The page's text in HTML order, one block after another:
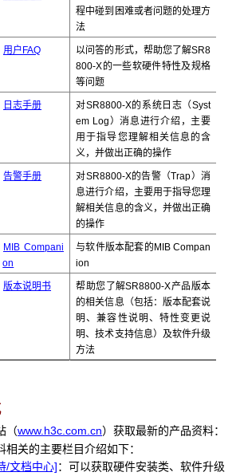
程中碰到困难或者问题的处理方
法
用户FAQ
以问答的形式，帮助您了解SR8
800-X的一些软硬件特性及规格
等问题
日志手册
对SR8800-X的系统日志（Syst
em Log）消息进行介绍，主要
用于指导您理解相关信息的含
义，并做出正确的操作
告警手册
对SR8800-X的告警（Trap）消
息进行介绍，主要用于指导您理
解相关信息的含义，并做出正确
的操作
MIB Compani
on
与软件版本配套的MIB Compan
ion
版本说明书
帮助您了解SR8800-X产品版本
的相关信息（包括：版本配套说
明、兼容性说明、特性变更说
明、技术支持信息）及软件升级
方法
（www.h3c.com.cn）获取最新的产品资料：
关的主要栏目介绍如下：
/文档中心]：可以获取硬件安装类、软件升级